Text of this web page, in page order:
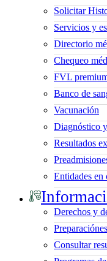
Solicitar
Servicios y
Directorio
Chequeo
FVL
Banco de
Vacunación
Diagnóstico
Resultados
Entidades en
Derechos y
Consultar